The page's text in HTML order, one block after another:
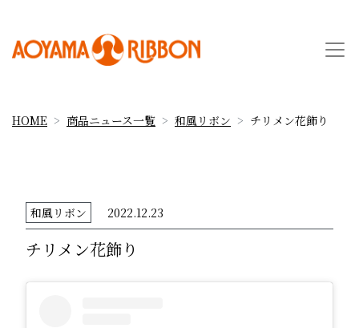
HOME 商品ニュース一覧 和風リボン チリメン花飾り
和風リボン 2022.12.23
チリメン花飾り